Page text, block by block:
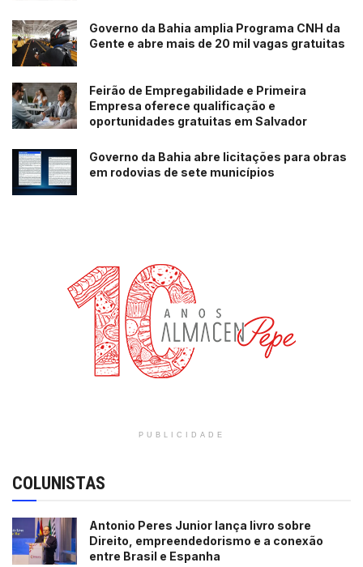
Governo da Bahia amplia Programa CNH da
Gente e abre mais de 20 mil vagas gratuitas
Feirão de Empregabilidade e Primeira
Empresa oferece qualificação e
oportunidades gratuitas em Salvador
Governo da Bahia abre licitações para obras
em rodovias de sete municípios
PUBLICIDADE
COLUNISTAS
Antonio Peres Junior lança livro sobre
Direito, empreendedorismo e a conexão
entre Brasil e Espanha